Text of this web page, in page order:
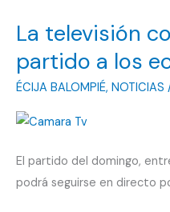
prolongarse
Conil
La televisión
partido a los
ÉCIJA BALOMPIÉ, NOTICIAS
El partido del domingo,
podrá seguirse en directo